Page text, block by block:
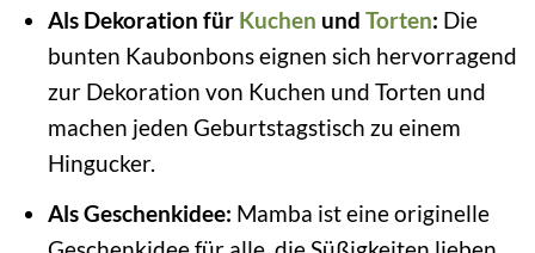
Als Dekoration für Kuchen und Torten: Die
bunten Kaubonbons eignen sich hervorragend
zur Dekoration von Kuchen und Torten und
machen jeden Geburtstagstisch zu einem
Hingucker.
Als Geschenkidee: Mamba ist eine originelle